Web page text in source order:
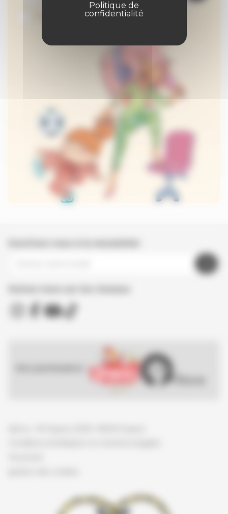
Politique de
confidentialité
Je suis abonné au site